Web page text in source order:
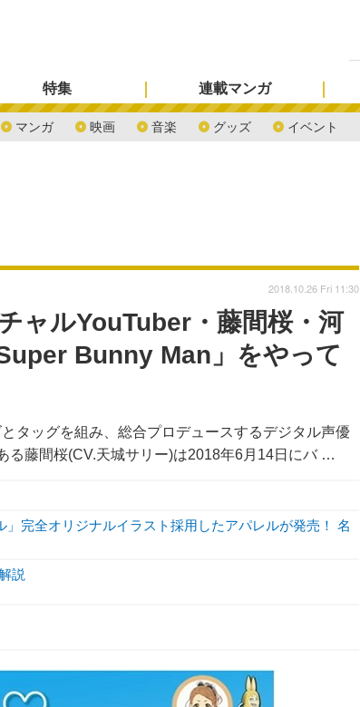
マンガ 映画 音楽 グッズ イベント
特集 連載マンガ
ャルYouTuber・藤間桜・河
Bunny Man」をやって
タッグを組み、総合プロデュースするデジタル声優
る藤間桜(CV.天城サリー)は2018年6月14日にバ …
2018.10.26 Fri 11:30
完全オリジナルイラスト採用したアパレルが発売！ 名
説